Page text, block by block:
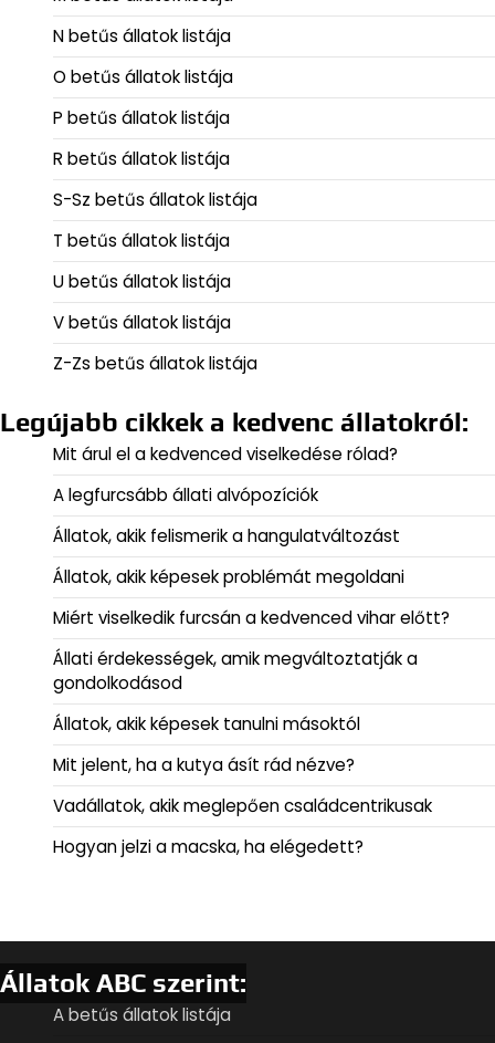
N betűs állatok listája
O betűs állatok listája
P betűs állatok listája
R betűs állatok listája
S-Sz betűs állatok listája
T betűs állatok listája
U betűs állatok listája
V betűs állatok listája
Z-Zs betűs állatok listája
Legújabb cikkek a kedvenc állatokról:
Mit árul el a kedvenced viselkedése rólad?
A legfurcsább állati alvópozíciók
Állatok, akik felismerik a hangulatváltozást
Állatok, akik képesek problémát megoldani
Miért viselkedik furcsán a kedvenced vihar előtt?
Állati érdekességek, amik megváltoztatják a
gondolkodásod
Állatok, akik képesek tanulni másoktól
Mit jelent, ha a kutya ásít rád nézve?
Vadállatok, akik meglepően családcentrikusak
Hogyan jelzi a macska, ha elégedett?
Állatok ABC szerint:
A betűs állatok listája